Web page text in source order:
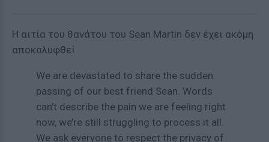
Η αιτία του θανάτου του Sean Martin δεν έχει ακόμη
αποκαλυφθεί.
We are devastated to share the sudden
passing of our best friend Sean. Words
can’t describe the pain we are feeling right
now, we’re still struggling to process it all.
We ask everyone to respect the privacy of